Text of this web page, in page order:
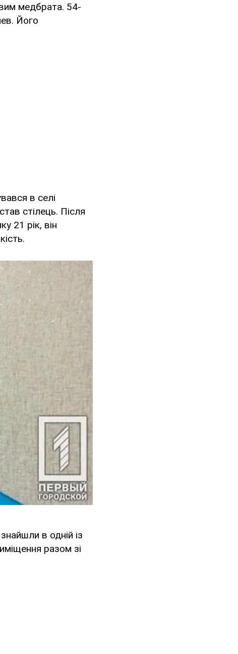
медбрата. 54-
Його
в селі
стілець. Після
21 рік, він
в одній із
разом зі